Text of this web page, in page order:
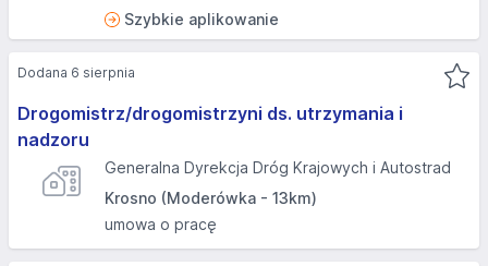
Szybkie aplikowanie
Drogomistrz/drogomistrzyni ds. utrzymania i
nadzoru
Generalna Dyrekcja Dróg Krajowych i Autostrad
Krosno (Moderówka - 13km)
umowa o pracę
Dodana 6 sierpnia